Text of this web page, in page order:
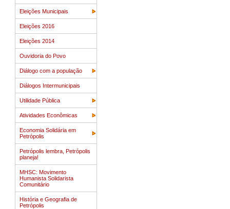
Eleições Municipais
Eleições 2016
Eleições 2014
Ouvidoria do Povo
Diálogo com a população
Diálogos Intermunicipais
Utilidade Pública
Atividades Econômicas
Economia Solidária em
Petrópolis
Petrópolis lembra, Petrópolis
planeja!
MHSC: Movimento
Humanista Solidarista
Comunitário
História e Geografia de
Petrópolis